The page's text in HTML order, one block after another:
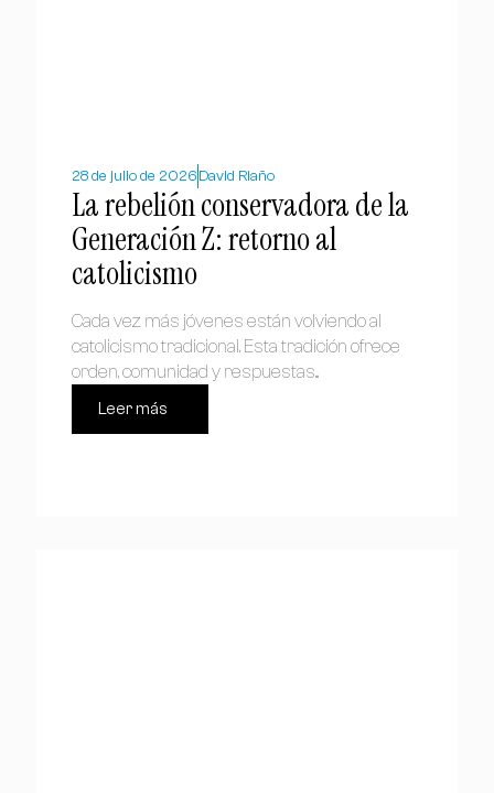
28 de julio de 2026 David Riaño
La rebelión conservadora de la
Generación Z: retorno al
catolicismo
Cada vez más jóvenes están volviendo al
catolicismo tradicional. Esta tradición ofrece
orden, comunidad y respuestas...
Leer más